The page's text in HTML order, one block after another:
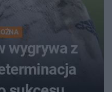
wygrywa z